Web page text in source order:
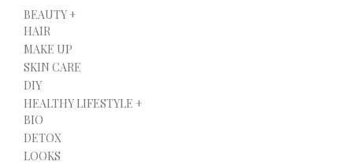
BEAUTY +
HAIR
MAKE UP
SKIN CARE
DIY
HEALTHY LIFESTYLE +
BIO
DETOX
LOOKS